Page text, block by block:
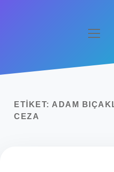
Yasal Uyarı
ETIKET: ADAM
CEZA